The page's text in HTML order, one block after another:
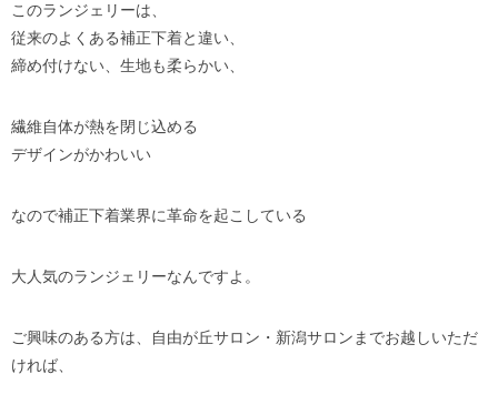
このランジェリーは、
従来のよくある補正下着と違い、
締め付けない、生地も柔らかい、
繊維自体が熱を閉じ込める
デザインがかわいい
なので補正下着業界に革命を起こしている
大人気のランジェリーなんですよ。
ご興味のある方は、自由が丘サロン・新潟サロンまでお越しいただ
ければ、